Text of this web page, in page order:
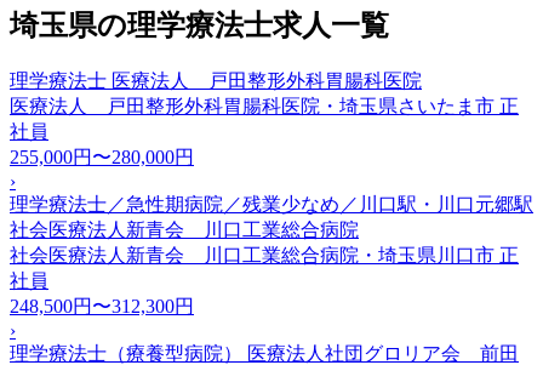
埼玉県の理学療法士求人一覧
理学療法士 医療法人 戸田整形外科胃腸科医院
医療法人 戸田整形外科胃腸科医院・埼玉県さいたま市 正
社員
255,000円〜280,000円
›
理学療法士／急性期病院／残業少なめ／川口駅・川口元郷駅
社会医療法人新青会 川口工業総合病院
社会医療法人新青会 川口工業総合病院・埼玉県川口市 正
社員
248,500円〜312,300円
›
理学療法士（療養型病院） 医療法人社団グロリア会 前田